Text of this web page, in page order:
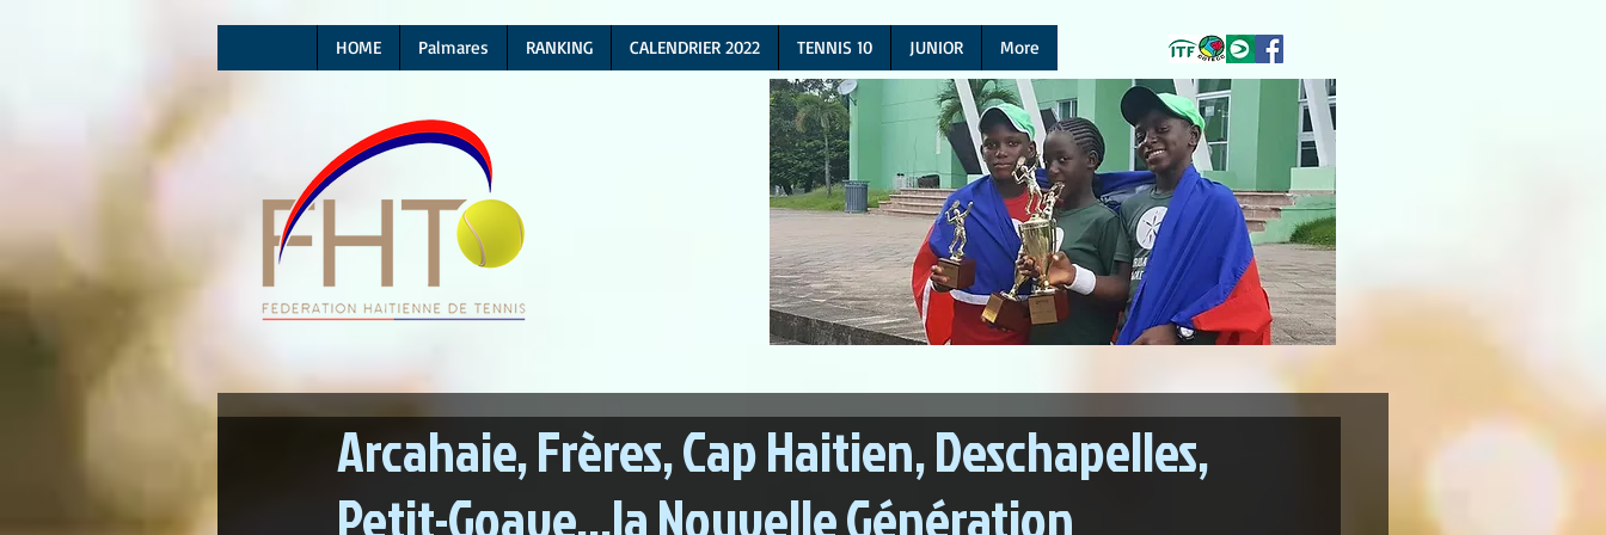
HOME Palmares RANKING CALENDRIER 2022 TENNIS 10 JUNIOR More
Arcahaie, Frères, Cap Haitien, Deschapelles,
Petit-Goave...la Nouvelle Génération